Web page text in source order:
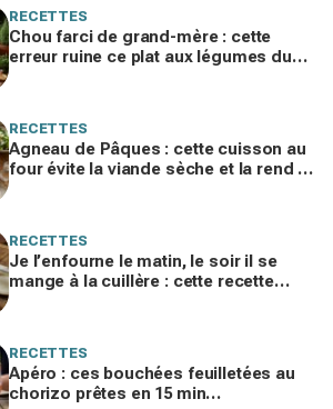
RECETTES
Chou farci de grand-mère : cette
erreur ruine ce plat aux légumes du
RECETTES
Agneau de Pâques : cette cuisson au
four évite la viande sèche et la rend si
RECETTES
Je l’enfourne le matin, le soir il se
mange à la cuillère : cette recette
RECETTES
Apéro : ces bouchées feuilletées au
chorizo prêtes en 15 min